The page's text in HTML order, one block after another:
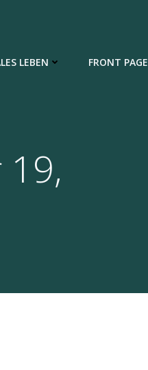
LEBEN FRONT PAGE
19,